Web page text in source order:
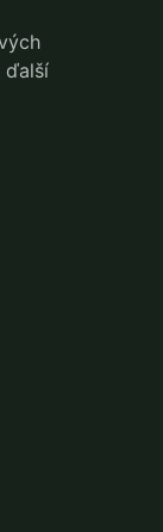
ďalší